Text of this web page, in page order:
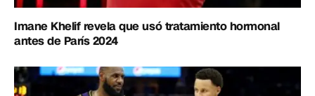
Imane Khelif revela que usó tratamiento hormonal
antes de París 2024